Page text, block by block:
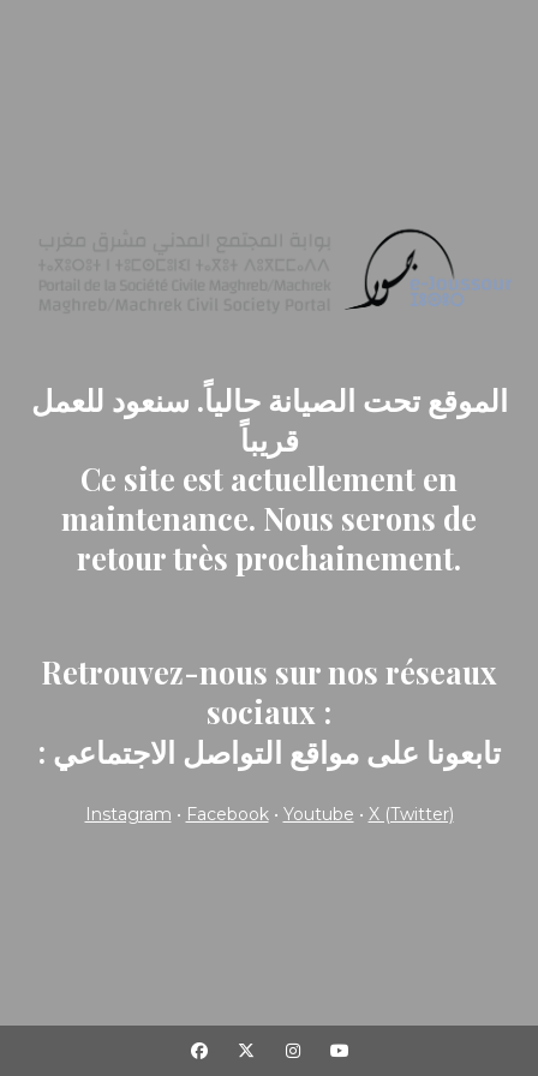
الموقع تحت الصيانة حالياً. سنعود للعمل
قريباً
Ce site est actuellement en
maintenance. Nous serons de
retour très prochainement.
Retrouvez-nous sur nos réseaux
sociaux :
: تابعونا على مواقع التواصل الاجتماعي
Instagram • Facebook• Youtube • X (Twitter)